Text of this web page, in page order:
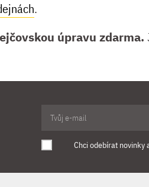
.
úpravu zdarma.
Chci odebírat novinky